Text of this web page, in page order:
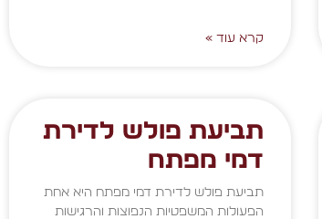
קרא עוד »
תביעת פולש לדירת
דמי מפתח
תביעת פולש לדירת דמי מפתח היא אחת
הפעולות המשפטיות הנפוצות והרגישות